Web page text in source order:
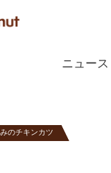
ニュース
のチキンカツ